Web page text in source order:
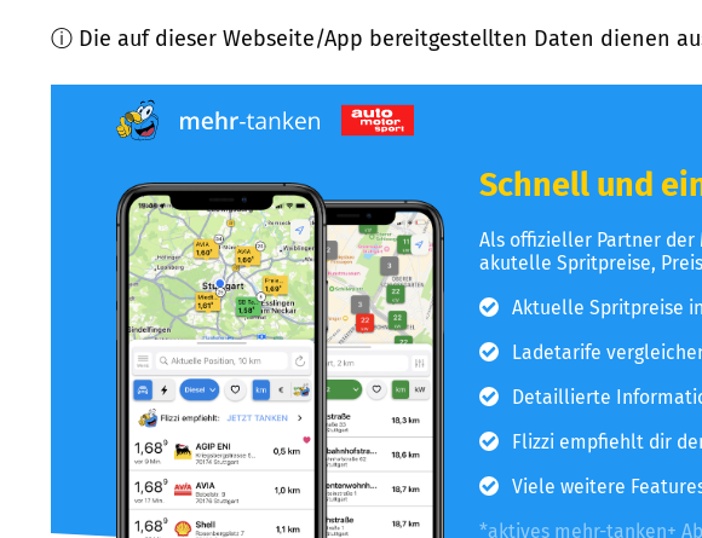
ⓘ Die auf dieser Webseite/App bereitgestellten Daten dienen
Schnell und
Als offizieller Partner
akutelle Spritpreise,
Aktuelle Spritpreise
Ladetarife
Detaillierte
Flizzi empfiehlt dir
Viele weitere
*aktives mehr-tanken+